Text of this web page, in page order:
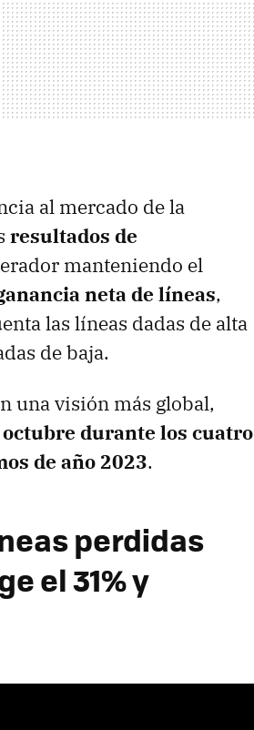
al mercado de la
resultados de
manteniendo el
neta de líneas,
las líneas dadas de alta
de baja.
una visión más global,
octubre durante los cuatro
de año 2023.
perdidas
el 31% y